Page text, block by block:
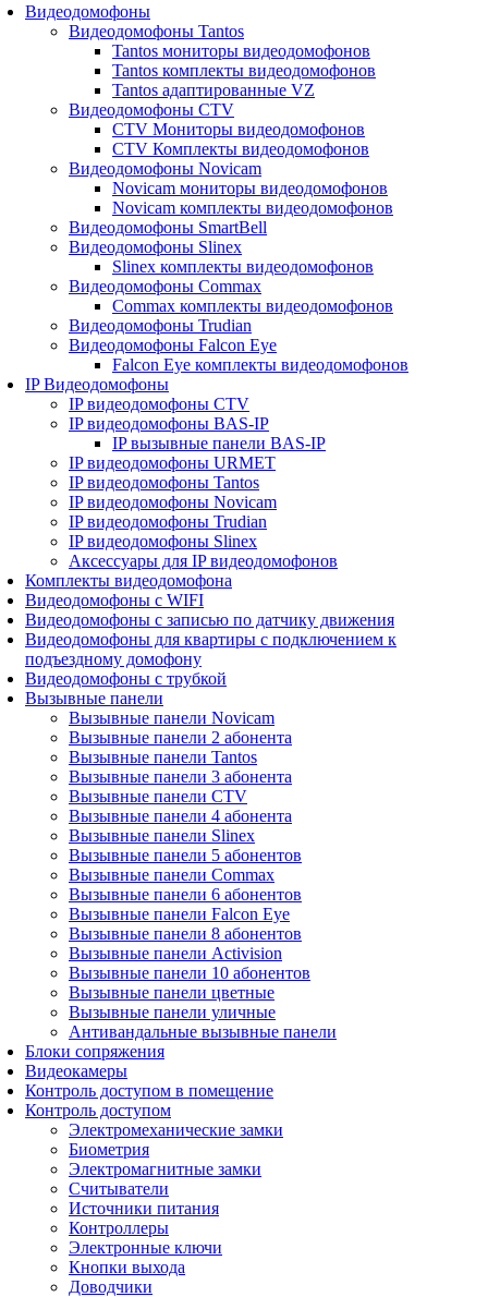
Видеодомофоны
Видеодомофоны Tantos
Tantos мониторы видеодомофонов
Tantos комплекты видеодомофонов
Tantos адаптированные VZ
Видеодомофоны CTV
CTV Мониторы видеодомофонов
CTV Комплекты видеодомофонов
Видеодомофоны Novicam
Novicam мониторы видеодомофонов
Novicam комплекты видеодомофонов
Видеодомофоны SmartBell
Видеодомофоны Slinex
Slinex комплекты видеодомофонов
Видеодомофоны Commax
Commax комплекты видеодомофонов
Видеодомофоны Trudian
Видеодомофоны Falcon Eye
Falcon Eye комплекты видеодомофонов
IP Видеодомофоны
IP видеодомофоны CTV
IP видеодомофоны BAS-IP
IP вызывные панели BAS-IP
IP видеодомофоны URMET
IP видеодомофоны Tantos
IP видеодомофоны Novicam
IP видеодомофоны Trudian
IP видеодомофоны Slinex
Аксессуары для IP видеодомофонов
Комплекты видеодомофона
Видеодомофоны с WIFI
Видеодомофоны с записью по датчику движения
Видеодомофоны для квартиры с подключением к
подъездному домофону
Видеодомофоны с трубкой
Вызывные панели
Вызывные панели Novicam
Вызывные панели 2 абонента
Вызывные панели Tantos
Вызывные панели 3 абонента
Вызывные панели CTV
Вызывные панели 4 абонента
Вызывные панели Slinex
Вызывные панели 5 абонентов
Вызывные панели Commax
Вызывные панели 6 абонентов
Вызывные панели Falcon Eye
Вызывные панели 8 абонентов
Вызывные панели Activision
Вызывные панели 10 абонентов
Вызывные панели цветные
Вызывные панели уличные
Антивандальные вызывные панели
Блоки сопряжения
Видеокамеры
Контроль доступом в помещение
Контроль доступом
Электромеханические замки
Биометрия
Электромагнитные замки
Считыватели
Источники питания
Контроллеры
Электронные ключи
Кнопки выхода
Доводчики